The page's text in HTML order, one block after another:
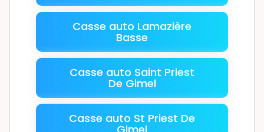
Casse auto Lamazière
Basse
Casse auto Saint Priest
De Gimel
Casse auto St Priest De